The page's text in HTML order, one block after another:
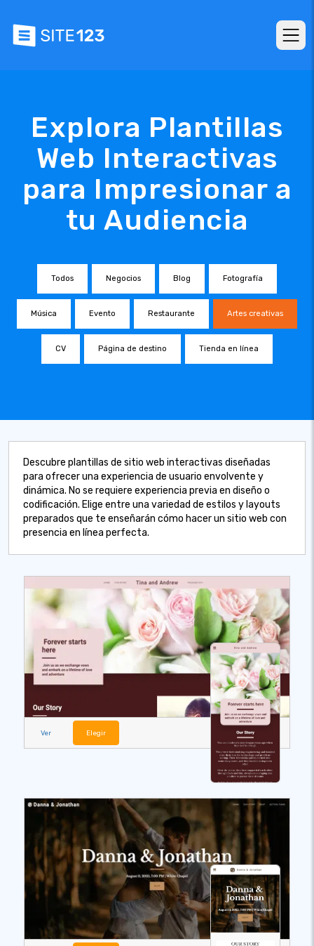
Explora Plantillas
Web Interactivas
para Impresionar a
tu Audiencia
Todos Negocios Blog Fotografía
Música Evento Restaurante Artes creativas
CV Página de destino Tienda en línea
Descubre plantillas de sitio web interactivas diseñadas
para ofrecer una experiencia de usuario envolvente y
dinámica. No se requiere experiencia previa en diseño o
codificación. Elige entre una variedad de estilos y layouts
preparados que te enseñarán cómo hacer un sitio web con
presencia en línea perfecta.
Ver Elegir